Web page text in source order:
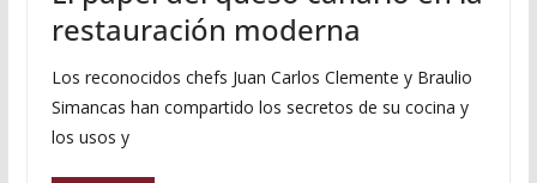
restauración moderna
Los reconocidos chefs Juan Carlos Clemente y Braulio
Simancas han compartido los secretos de su cocina y
los usos y